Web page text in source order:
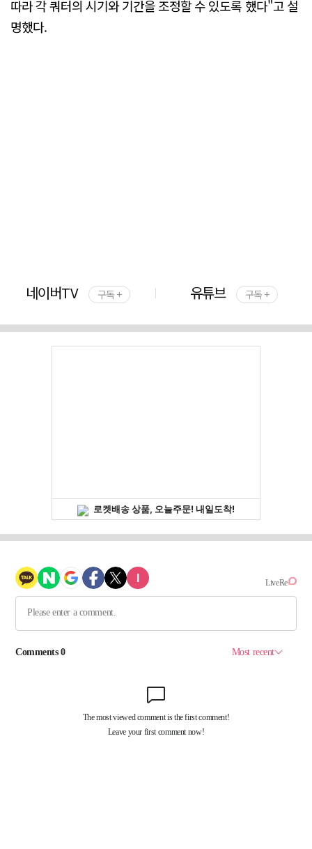
따라 각 쿼터의 시기와 기간을 조정할 수 있도록 했다"고 설
명했다.
네이버TV 구독 + 유튜브 구독 +